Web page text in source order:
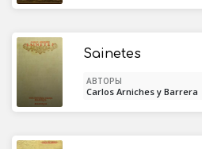
Sainetes
АВТОРЫ
Carlos Arniches y Barrera